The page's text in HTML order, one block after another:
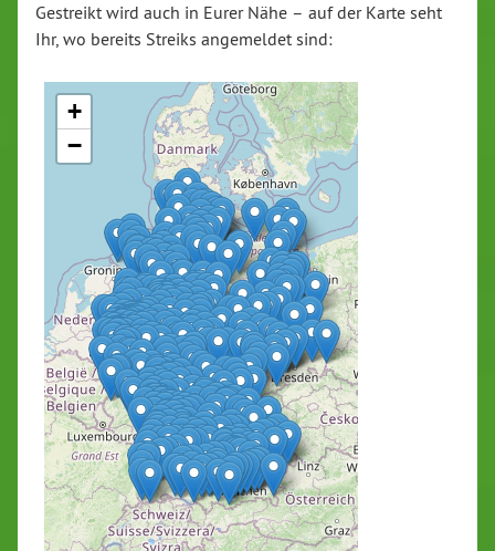
Gestreikt wird auch in Eurer Nähe – auf der Karte seht
Ihr, wo bereits Streiks angemeldet sind: